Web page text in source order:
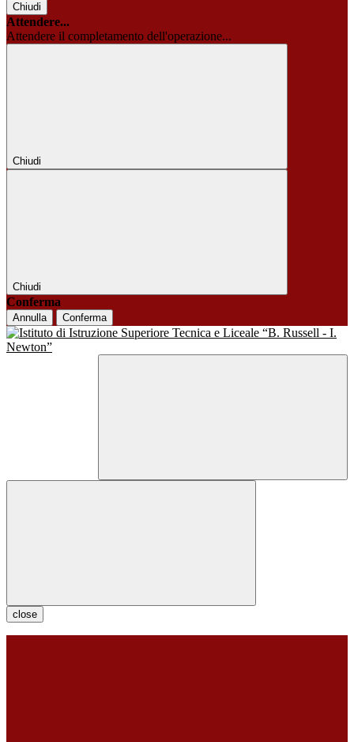
Chiudi
Attendere...
Attendere il completamento dell'operazione...
Chiudi
Chiudi
Conferma
Annulla Conferma
close